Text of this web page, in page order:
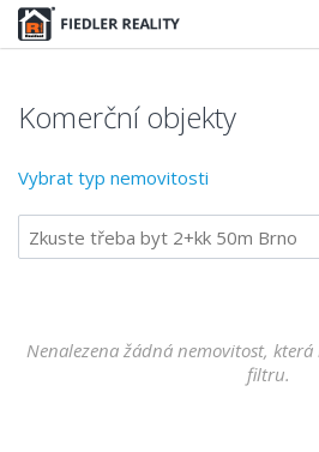
Komerční objekty
Vybrat typ nemovitosti
Nenalezena žádná nemovitost,
filtru.